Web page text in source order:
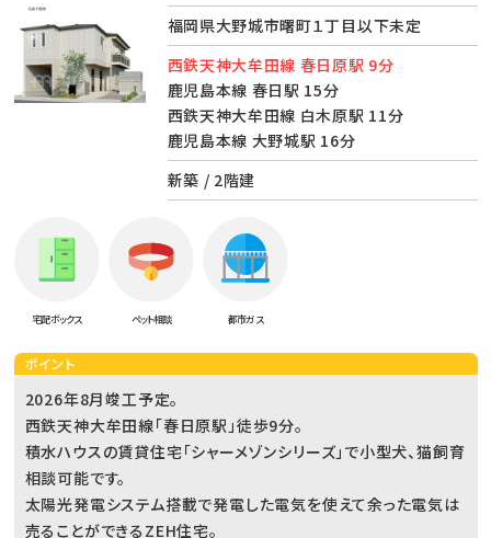
福岡県大野城市曙町１丁目以下未定
西鉄天神大牟田線 春日原駅 9分
鹿児島本線 春日駅 15分
西鉄天神大牟田線 白木原駅 11分
鹿児島本線 大野城駅 16分
新築 / 2階建
宅配ボックス ペット相談 都市ガス
ポイント
2026年8月竣工予定。
西鉄天神大牟田線「春日原駅」徒歩9分。
積水ハウスの賃貸住宅「シャーメゾンシリーズ」で小型犬、猫飼育
相談可能です。
太陽光発電システム搭載で発電した電気を使えて余った電気は
売ることができるZEH住宅。